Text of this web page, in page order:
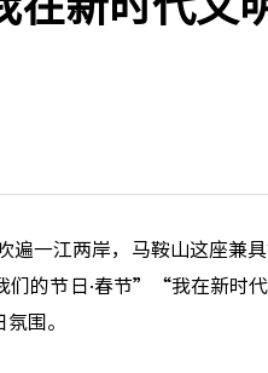
一江两岸，马鞍山这座兼
们的节日·春节”“我在新时
围。